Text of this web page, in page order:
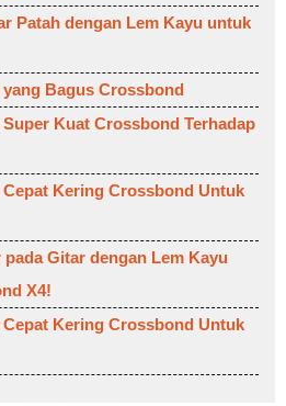
Patah dengan Lem Kayu untuk
Bagus Crossbond
Kuat Crossbond Terhadap
Kering Crossbond Untuk
Gitar dengan Lem Kayu
X4!
Kering Crossbond Untuk